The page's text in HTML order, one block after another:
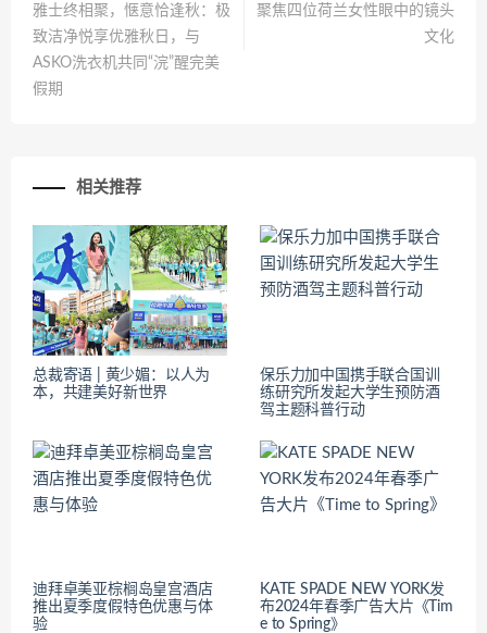
雅士终相聚，惬意恰逢秋：极
致洁净悦享优雅秋日，与
ASKO洗衣机共同“浣”醒完美
假期
聚焦四位荷兰女性眼中的镜头
文化
相关推荐
总裁寄语 | 黄少媚：以人为
本，共建美好新世界
保乐力加中国携手联合国训
练研究所发起大学生预防酒
驾主题科普行动
迪拜卓美亚棕榈岛皇宫酒店
推出夏季度假特色优惠与体
验
KATE SPADE NEW YORK发
布2024年春季广告大片《Tim
e to Spring》